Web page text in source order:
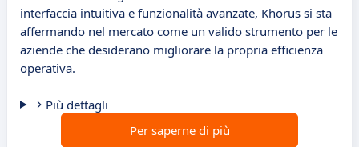
interfaccia intuitiva e funzionalità avanzate, Khorus si sta
affermando nel mercato come un valido strumento per le
aziende che desiderano migliorare la propria efficienza
operativa.
Più dettagli
Per saperne di più